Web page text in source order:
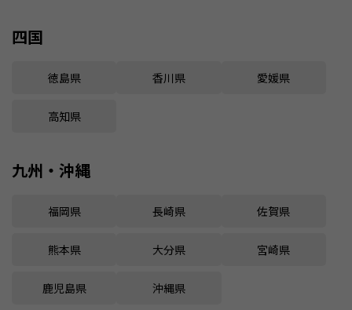
四国
徳島県 香川県 愛媛県
高知県
九州・沖縄
福岡県 長崎県 佐賀県
熊本県 大分県 宮崎県
鹿児島県 沖縄県